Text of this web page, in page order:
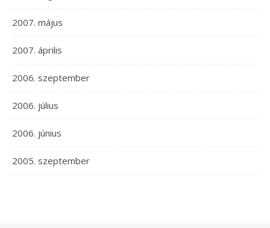
2007. május
2007. április
2006. szeptember
2006. július
2006. június
2005. szeptember